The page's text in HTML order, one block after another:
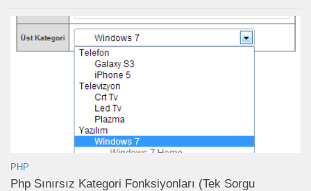
PHP
Php Sınırsız Kategori Fonksiyonları (Tek Sorgu